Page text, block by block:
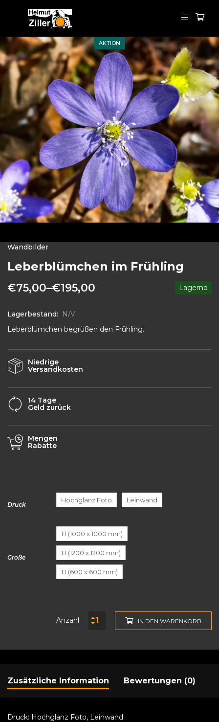
AKTION
Wandbilder
Leberblümchen im Frühling
€75,00–€195,00 Lagernd
Lagerbestand:
N/V
Leberblümchen begrüßen den Frühling.
Niedrige
Versandkosten
14 Tage
Geld zurück
Mengen
Rabatte
Druck
Hochglanz Foto Leinwand
Größe
1:1 (1000 x 1000 mm)
1:1 (1200 x 1200 mm)
1:1 (600 x 600 mm)
Anzahl IN DEN WARENKORB
Zusätzliche Information Bewertungen (0)
Druck: Hochglanz Foto, Leinwand